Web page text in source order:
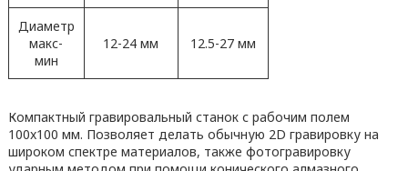
Диаметр
макс-
мин
12-24 мм 12.5-27 мм
Компактный гравировальный станок с рабочим полем
100x100 мм. Позволяет делать обычную 2D гравировку на
широком спектре материалов, также фотогравировку